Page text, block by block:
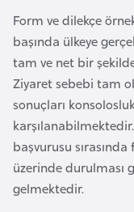
Form ve dilekçe
başında ülkeye
tam ve net bir
Ziyaret sebebi tam
sonuçları
başvurusu
üzerinde durulması
gelmektedir.
B
a
h
r
e
y
n